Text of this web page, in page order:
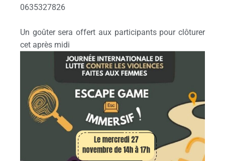
0635327826
Un goûter sera offert aux participants pour clôturer
cet après midi